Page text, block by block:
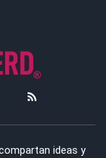
ideas y